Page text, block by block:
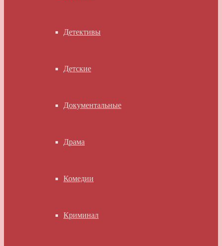
Детективы
Детские
Документальные
Драма
Комедии
Криминал